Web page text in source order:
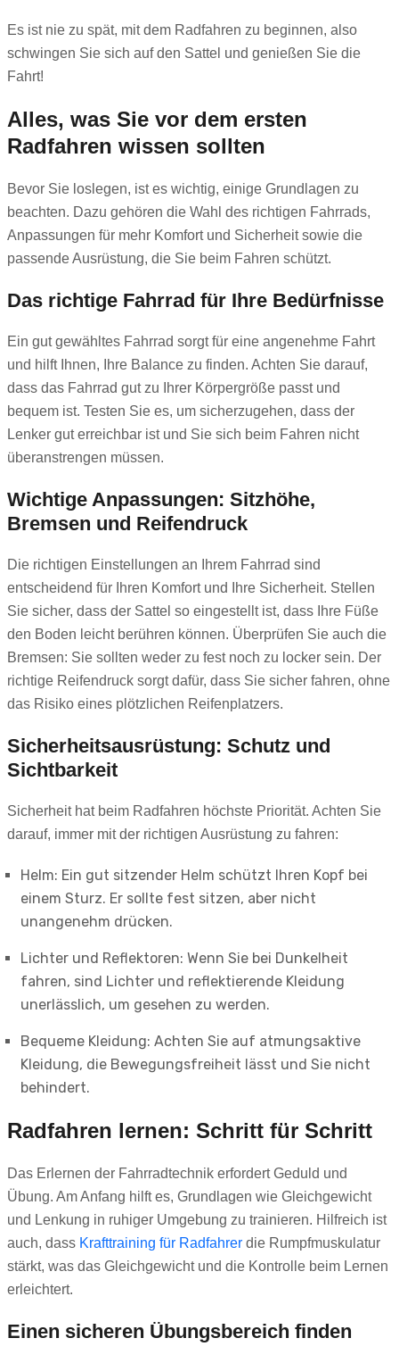
Es ist nie zu spät, mit dem Radfahren zu beginnen, also
schwingen Sie sich auf den Sattel und genießen Sie die
Fahrt!
Alles, was Sie vor dem ersten
Radfahren wissen sollten
Bevor Sie loslegen, ist es wichtig, einige Grundlagen zu
beachten. Dazu gehören die Wahl des richtigen Fahrrads,
Anpassungen für mehr Komfort und Sicherheit sowie die
passende Ausrüstung, die Sie beim Fahren schützt.
Das richtige Fahrrad für Ihre Bedürfnisse
Ein gut gewähltes Fahrrad sorgt für eine angenehme Fahrt
und hilft Ihnen, Ihre Balance zu finden. Achten Sie darauf,
dass das Fahrrad gut zu Ihrer Körpergröße passt und
bequem ist. Testen Sie es, um sicherzugehen, dass der
Lenker gut erreichbar ist und Sie sich beim Fahren nicht
überanstrengen müssen.
Wichtige Anpassungen: Sitzhöhe,
Bremsen und Reifendruck
Die richtigen Einstellungen an Ihrem Fahrrad sind
entscheidend für Ihren Komfort und Ihre Sicherheit. Stellen
Sie sicher, dass der Sattel so eingestellt ist, dass Ihre Füße
den Boden leicht berühren können. Überprüfen Sie auch die
Bremsen: Sie sollten weder zu fest noch zu locker sein. Der
richtige Reifendruck sorgt dafür, dass Sie sicher fahren, ohne
das Risiko eines plötzlichen Reifenplatzers.
Sicherheitsausrüstung: Schutz und
Sichtbarkeit
Sicherheit hat beim Radfahren höchste Priorität. Achten Sie
darauf, immer mit der richtigen Ausrüstung zu fahren:
Helm: Ein gut sitzender Helm schützt Ihren Kopf bei
einem Sturz. Er sollte fest sitzen, aber nicht
unangenehm drücken.
Lichter und Reflektoren: Wenn Sie bei Dunkelheit
fahren, sind Lichter und reflektierende Kleidung
unerlässlich, um gesehen zu werden.
Bequeme Kleidung: Achten Sie auf atmungsaktive
Kleidung, die Bewegungsfreiheit lässt und Sie nicht
behindert.
Radfahren lernen: Schritt für Schritt
Das Erlernen der Fahrradtechnik erfordert Geduld und
Übung. Am Anfang hilft es, Grundlagen wie Gleichgewicht
und Lenkung in ruhiger Umgebung zu trainieren. Hilfreich ist
auch, dass Krafttraining für Radfahrerdie Rumpfmuskulatur
stärkt, was das Gleichgewicht und die Kontrolle beim Lernen
erleichtert.
Einen sicheren Übungsbereich finden